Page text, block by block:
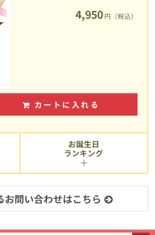
4,950 円（税込）
カートに入れる
お誕生日
ランキング
お問い合わせはこちら